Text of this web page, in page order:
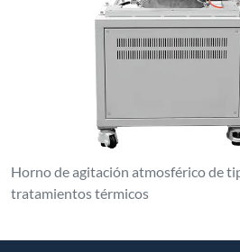
Horno de agitación atmosférico de
tratamientos térmicos